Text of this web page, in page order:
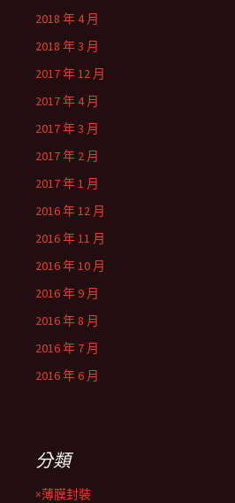
2018 年 4 月
2018 年 3 月
2017 年 12 月
2017 年 4 月
2017 年 3 月
2017 年 2 月
2017 年 1 月
2016 年 12 月
2016 年 11 月
2016 年 10 月
2016 年 9 月
2016 年 8 月
2016 年 7 月
2016 年 6 月
分類
×薄膜封裝